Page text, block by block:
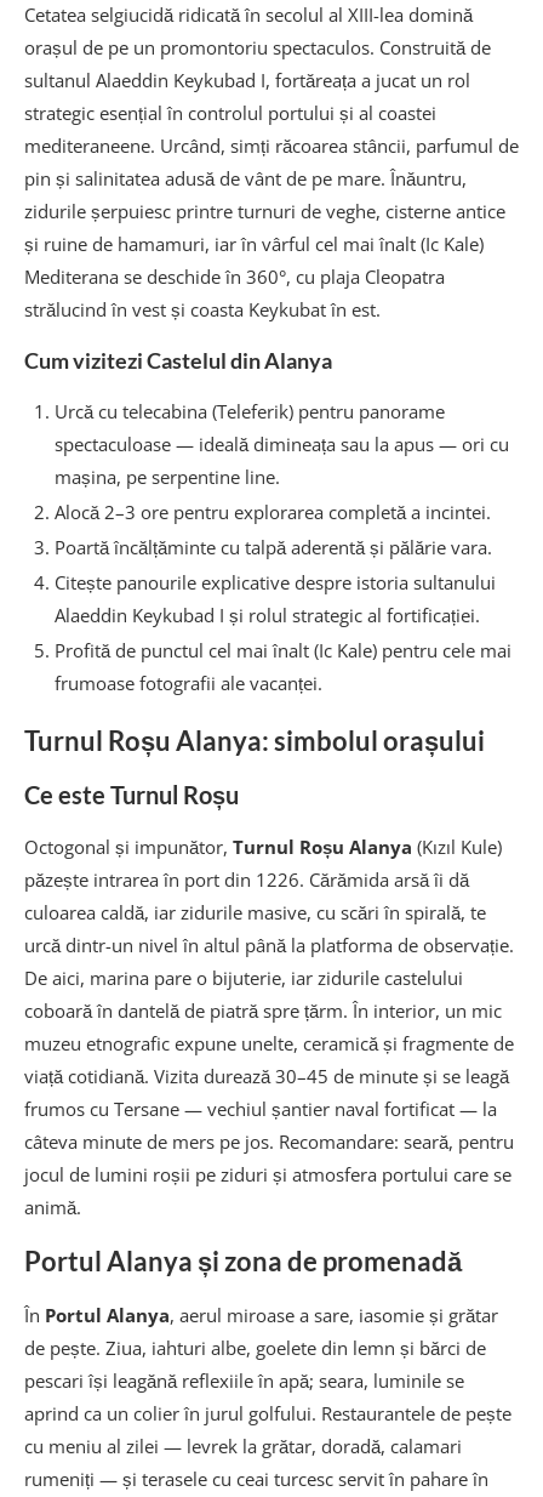
Cetatea selgiucidă ridicată în secolul al XIII-lea domină
orașul de pe un promontoriu spectaculos. Construită de
sultanul Alaeddin Keykubad I, fortăreața a jucat un rol
strategic esențial în controlul portului și al coastei
mediteraneene. Urcând, simți răcoarea stâncii, parfumul de
pin și salinitatea adusă de vânt de pe mare. Înăuntru,
zidurile șerpuiesc printre turnuri de veghe, cisterne antice
și ruine de hamamuri, iar în vârful cel mai înalt (Ic Kale)
Mediterana se deschide în 360°, cu plaja Cleopatra
strălucind în vest și coasta Keykubat în est.
Cum vizitezi Castelul din Alanya
Urcă cu telecabina (Teleferik) pentru panorame
spectaculoase — ideală dimineața sau la apus — ori cu
mașina, pe serpentine line.
Alocă 2–3 ore pentru explorarea completă a incintei.
Poartă încălțăminte cu talpă aderentă și pălărie vara.
Citește panourile explicative despre istoria sultanului
Alaeddin Keykubad I și rolul strategic al fortificației.
Profită de punctul cel mai înalt (Ic Kale) pentru cele mai
frumoase fotografii ale vacanței.
Turnul Roșu Alanya: simbolul orașului
Ce este Turnul Roșu
Octogonal și impunător, Turnul Roșu Alanya (Kızıl Kule)
păzește intrarea în port din 1226. Cărămida arsă îi dă
culoarea caldă, iar zidurile masive, cu scări în spirală, te
urcă dintr-un nivel în altul până la platforma de observație.
De aici, marina pare o bijuterie, iar zidurile castelului
coboară în dantelă de piatră spre țărm. În interior, un mic
muzeu etnografic expune unelte, ceramică și fragmente de
viață cotidiană. Vizita durează 30–45 de minute și se leagă
frumos cu Tersane — vechiul șantier naval fortificat — la
câteva minute de mers pe jos. Recomandare: seară, pentru
jocul de lumini roșii pe ziduri și atmosfera portului care se
animă.
Portul Alanya și zona de promenadă
În Portul Alanya, aerul miroase a sare, iasomie și grătar
de pește. Ziua, iahturi albe, goelete din lemn și bărci de
pescari își leagănă reflexiile în apă; seara, luminile se
aprind ca un colier în jurul golfului. Restaurantele de pește
cu meniu al zilei — levrek la grătar, doradă, calamari
rumeniți — și terasele cu ceai turcesc servit în pahare în